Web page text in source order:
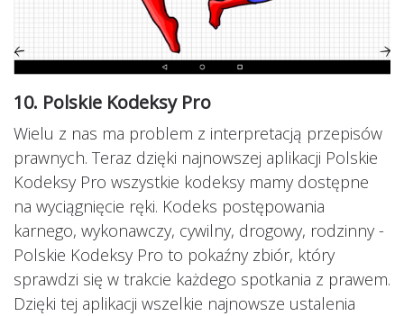
10. Polskie Kodeksy Pro
Wielu z nas ma problem z interpretacją przepisów
prawnych. Teraz dzięki najnowszej aplikacji Polskie
Kodeksy Pro wszystkie kodeksy mamy dostępne
na wyciągnięcie ręki. Kodeks postępowania
karnego, wykonawczy, cywilny, drogowy, rodzinny -
Polskie Kodeksy Pro to pokaźny zbiór, który
sprawdzi się w trakcie każdego spotkania z prawem.
Dzięki tej aplikacji wszelkie najnowsze ustalenia